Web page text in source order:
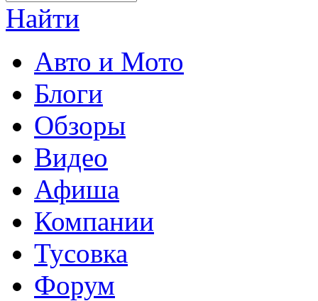
Найти
Авто и Мото
Блоги
Обзоры
Видео
Афиша
Компании
Тусовка
Форум